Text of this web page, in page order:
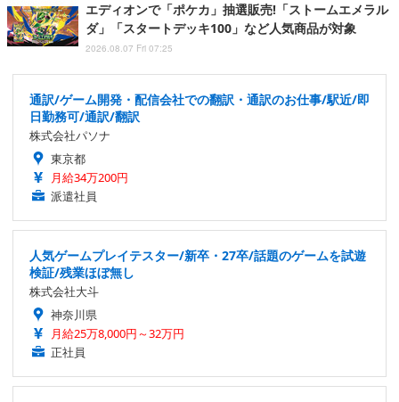
エディオンで「ポケカ」抽選販売!「ストームエメラル
ダ」「スタートデッキ100」など人気商品が対象
2026.08.07 Fri 07:25
通訳/ゲーム開発・配信会社での翻訳・通訳のお仕事/駅近/即
日勤務可/通訳/翻訳
株式会社パソナ
東京都
月給34万200円
派遣社員
人気ゲームプレイテスター/新卒・27卒/話題のゲームを試遊
検証/残業ほぼ無し
株式会社大斗
神奈川県
月給25万8,000円～32万円
正社員